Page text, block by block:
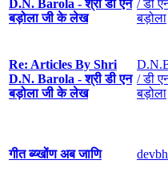
D.N. Barola - श्री डी एन
बड़ोला जी के लेख
/ डी
बड़ोला
Re: Articles By Shri
D.N. Barola - श्री डी एन
बड़ोला जी के लेख
/ डी
बड़ोला
गीत ब्य्खोंण अब जाणि